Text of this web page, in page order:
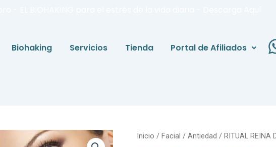
Biohaking Servicios Tienda Portal de Afiliados
Inicio /Facial /Antiedad / RITUAL REINA
RITUAL